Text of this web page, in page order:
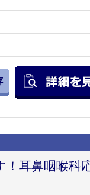
！耳鼻咽喉